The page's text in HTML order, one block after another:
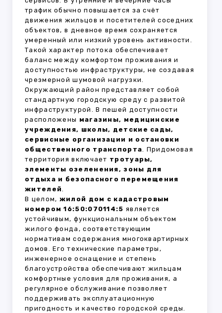
трафик обычно повышается за счёт
движения жильцов и посетителей соседних
объектов, в дневное время сохраняется
умеренный или низкий уровень активности.
Такой характер потока обеспечивает
баланс между комфортом проживания и
доступностью инфраструктуры, не создавая
чрезмерной шумовой нагрузки.
Окружающий район представляет собой
стандартную городскую среду с развитой
инфраструктурой. В пешей доступности
расположены магазины, медицинские
учреждения, школы, детские сады,
сервисные организации и остановки
общественного транспорта. Придомовая
территория включает тротуары,
элементы озеленения, зоны для
отдыха и безопасного перемещения
жителей.
В целом, жилой дом с кадастровым
номером 16:50:070114:5 является
устойчивым, функциональным объектом
жилого фонда, соответствующим
нормативам содержания многоквартирных
домов. Его технические параметры,
инженерное оснащение и степень
благоустройства обеспечивают жильцам
комфортные условия для проживания, а
регулярное обслуживание позволяет
поддерживать эксплуатационную
пригодность и качество городской среды.